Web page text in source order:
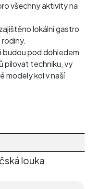
všechny aktivity na
lokální gastro
budou pod dohledem
pilovat techniku, vy
modely kol v naší
louka